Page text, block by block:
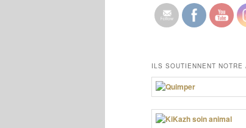
ILS SOUTIENNENT NOTRE